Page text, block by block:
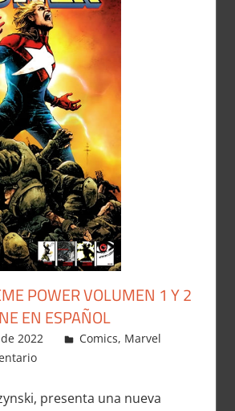
POWER VOLUMEN 1 Y 2
EN ESPAÑOL
2022 Carlitox Banana
Comics, Marvel
presenta una nueva